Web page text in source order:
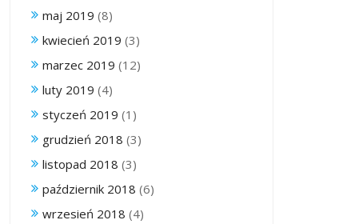
maj 2019 (8)
kwiecień 2019 (3)
marzec 2019 (12)
luty 2019 (4)
styczeń 2019 (1)
grudzień 2018 (3)
listopad 2018 (3)
październik 2018 (6)
wrzesień 2018 (4)